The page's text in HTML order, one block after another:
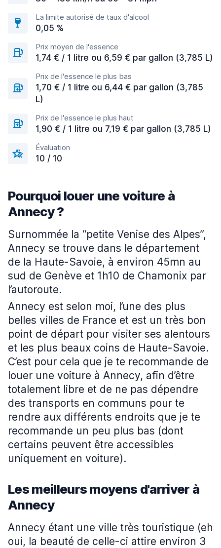
La limite autorisé de taux d'alcool
0,05 %
Prix moyen de l'essence
1,74 € / 1 litre ou 6,59 € par gallon (3,785 L)
Prix de l'essence le plus bas
1,70 € / 1 litre ou 6,44 € par gallon (3,785
L)
Prix de l'essence le plus haut
1,90 € / 1 litre ou 7,19 € par gallon (3,785 L)
Évaluation
10 / 10
Pourquoi louer une voiture à
Annecy ?
Surnommée la “petite Venise des Alpes”,
Annecy se trouve dans le département
de la Haute-Savoie, à environ 45mn au
sud de Genève et 1h10 de Chamonix par
l’autoroute.
Annecy est selon moi, l’une des plus
belles villes de France et est un très bon
point de départ pour visiter ses alentours
et les plus beaux coins de Haute-Savoie.
C’est pour cela que je te recommande de
louer une voiture à Annecy, afin d’être
totalement libre et de ne pas dépendre
des transports en communs pour te
rendre aux différents endroits que je te
recommande un peu plus bas (dont
certains peuvent être accessibles
uniquement en voiture).
Les meilleurs moyens d'arriver à
Annecy
Annecy étant une ville très touristique (eh
oui, la beauté de celle-ci attire environ 3